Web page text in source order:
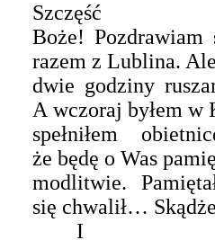
Szczęść
Boże! Pozdrawiam
razem z Lublina.
dwie godziny
A wczoraj byłem w
spełniłem
że będę o Was
modlitwie.
się chwalił…
I